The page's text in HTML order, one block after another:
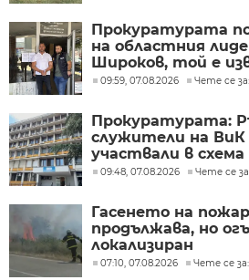
Прокуратурата
на областния
Широков, той е
09:59, 07.08.2026 Чете се
Прокуратурата:
служители на ВиК
участвали в схема
09:48, 07.08.2026 Чете се
Гасенето на
продължава, но
локализиран
07:10, 07.08.2026 Чете се